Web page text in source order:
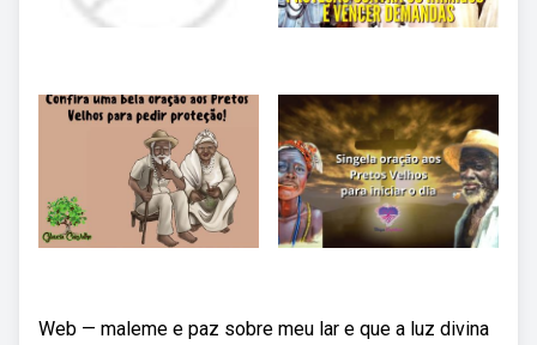
Web — maleme e paz sobre meu lar e que a luz divina